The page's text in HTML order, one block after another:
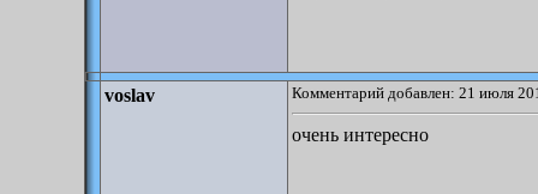
voslav Комментарий добавлен: 21 июля
очень интересно